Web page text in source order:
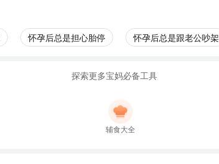
怀孕后总是担心胎停 怀孕后总是跟老公吵架
探索更多宝妈必备工具
辅食大全